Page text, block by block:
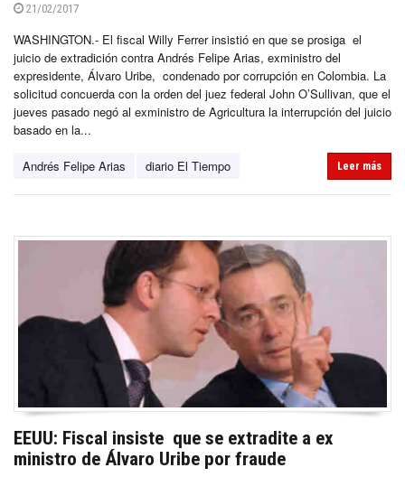
21/02/2017
WASHINGTON.- El fiscal Willy Ferrer insistió en que se prosiga el
juicio de extradición contra Andrés Felipe Arias, exministro del
expresidente, Álvaro Uribe, condenado por corrupción en Colombia. La
solicitud concuerda con la orden del juez federal John O’Sullivan, que el
jueves pasado negó al exministro de Agricultura la interrupción del juicio
basado en la...
Andrés Felipe Arias diario El Tiempo Leer más
EEUU: Fiscal insiste que se extradite a ex
ministro de Álvaro Uribe por fraude